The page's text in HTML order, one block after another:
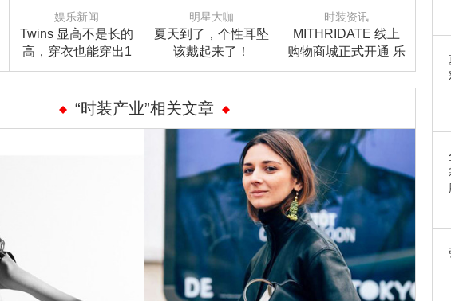
娱乐新闻
Twins 显高不是长的
高，穿衣也能穿出1
米8！
明星大咖
夏天到了，个性耳坠
该戴起来了！
时装资讯
MITHRIDATE 线上
购物商城正式开通 乐
享英式风度无界限
“时装产业”相关文章